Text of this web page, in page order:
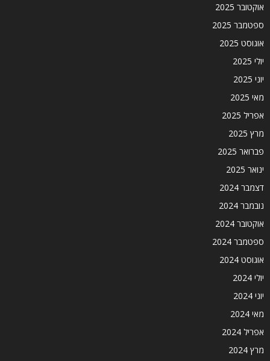
אוקטובר 2025
ספטמבר 2025
אוגוסט 2025
יולי 2025
יוני 2025
מאי 2025
אפריל 2025
מרץ 2025
פברואר 2025
ינואר 2025
דצמבר 2024
נובמבר 2024
אוקטובר 2024
ספטמבר 2024
אוגוסט 2024
יולי 2024
יוני 2024
מאי 2024
אפריל 2024
מרץ 2024